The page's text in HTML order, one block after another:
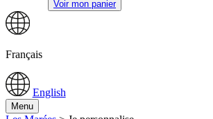
Voir mon panier
Français
English
Menu